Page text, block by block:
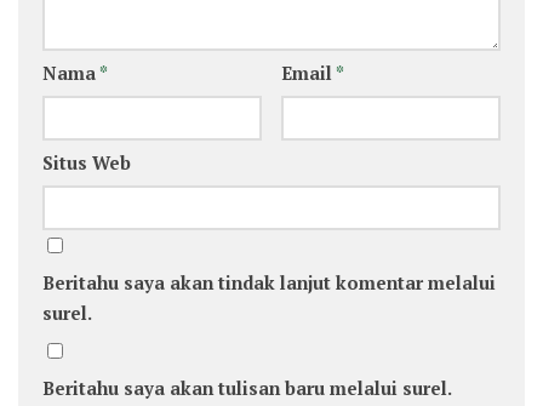
Nama * Email *
Situs Web
Beritahu saya akan tindak lanjut komentar melalui
surel.
Beritahu saya akan tulisan baru melalui surel.